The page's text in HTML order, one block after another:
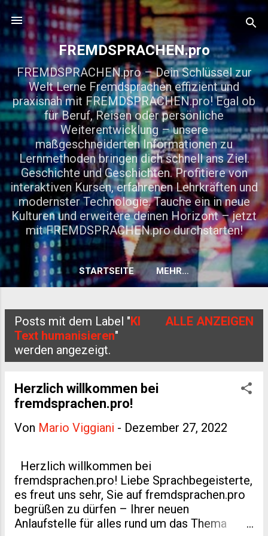
Direkt zum Hauptbereich
FREMDSPRACHEN.pro
FREMDSPRACHEN.pro – Dein Schlüssel zur
Welt Lerne Fremdsprachen effizient und
praxisnah mit FREMDSPRACHEN.pro! Egal ob
für Beruf, Reisen oder persönliche
Weiterentwicklung – unsere
maßgeschneiderten Informationen zu
Lernmethoden bringen dich schnell ans Ziel.
Geschichte und Geschichten. Profitiere von
interaktiven Kursen, erfahrenen Lehrkräften und
modernster Technologie. Tauche ein in neue
Kulturen und erweitere deinen Horizont – jetzt
mit FREMDSPRACHEN.pro durchstarten!
STARTSEITE MEHR…
P
o
Posts mit dem Label "KI
Text humanisieren"
werden angezeigt.
ALLE ANZEIGEN
Herzlich willkommen bei
fremdsprachen.pro!
Von Mario Viggiani - Dezember 27, 2022
Herzlich willkommen bei
fremdsprachen.pro! Liebe Sprachbegeisterte,
es freut uns sehr, Sie auf fremdsprachen.pro
begrüßen zu dürfen – Ihrer neuen
Anlaufstelle für alles rund um das Thema